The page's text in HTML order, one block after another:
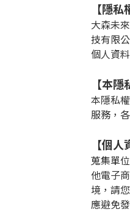
【隱
大森未
技有限
個人資
【本
本隱私
服務，
【個
蒐集單
他電子
境，請
應避免